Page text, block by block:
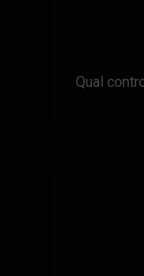
Qual